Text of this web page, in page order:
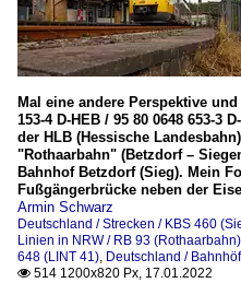
Mal eine andere Perspektive
153-4 D-HEB / 95 80 0648 653-3
der HLB (Hessische
"Rothaarbahn" (Betzdorf –
Bahnhof Betzdorf (Sieg). Mein
Fußgängerbrücke neben der
Armin Schwarz
Deutschland / Strecken / KBS 460
Linien in NRW / RB 93 (Rothaarbahn)
648 (LINT 41), Deutschland /
 514 1200x820 Px, 17.01.2022